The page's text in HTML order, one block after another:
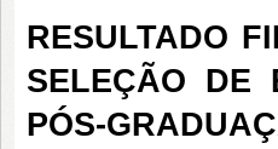
RESULTADO
SELEÇÃO DE
PÓS-